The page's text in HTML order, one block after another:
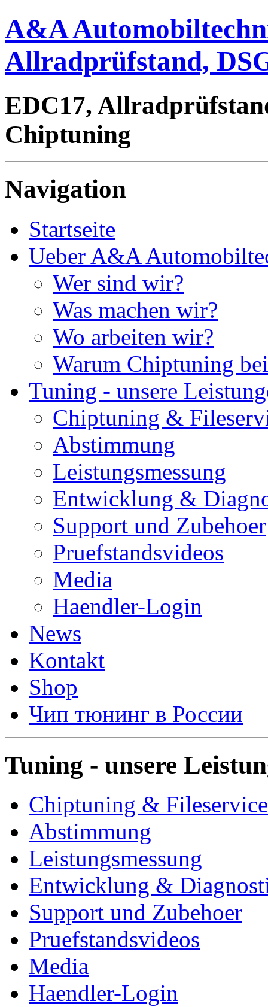
A&A
Allradprüfstand,
EDC17,
Chiptuning
Navigation
Startseite
Ueber A&A
Wer sind wir?
Was machen wir?
Wo arbeiten wir?
Warum Chiptuning
Tuning - unsere
Chiptuning &
Abstimmung
Leistungsmessung
Entwicklung &
Support und Zubehoer
Pruefstandsvideos
Media
Haendler-Login
News
Kontakt
Shop
Чип тюнинг в России
Tuning - unsere
Chiptuning & Fileservice
Abstimmung
Leistungsmessung
Entwicklung &
Support und Zubehoer
Pruefstandsvideos
Media
Haendler-Login